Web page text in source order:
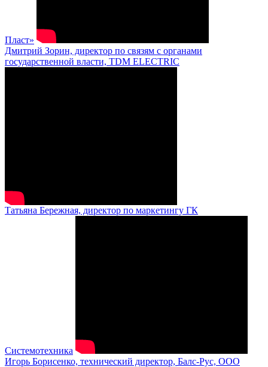
Пласт»
Дмитрий Зорин, директор по связям с органами
государственной власти, TDM ELECTRIC
Татьяна Бережная, директор по маркетингу ГК
Системотехника
Игорь Борисенко, технический директор, Балс-Рус, ООО